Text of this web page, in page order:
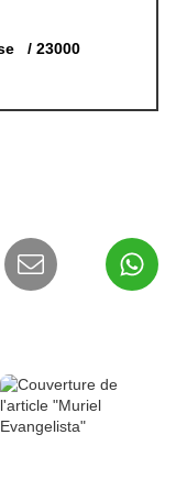
/ 23000